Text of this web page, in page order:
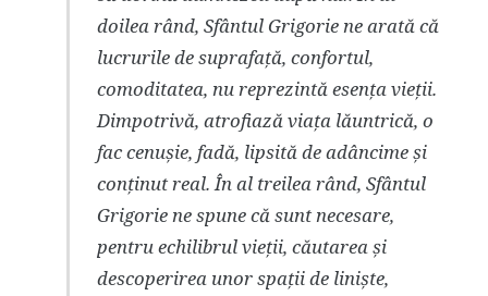
doilea rând, Sfântul Grigorie ne arată că
lucrurile de suprafață, confortul,
comoditatea, nu reprezintă esența vieții.
Dimpotrivă, atrofiază viața lăuntrică, o
fac cenușie, fadă, lipsită de adâncime și
conținut real. În al treilea rând, Sfântul
Grigorie ne spune că sunt necesare,
pentru echilibrul vieții, căutarea și
descoperirea unor spații de liniște,